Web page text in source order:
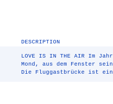
DESCRIPTION
LOVE IS IN THE AIR Im
Mond, aus dem Fenster
Die Fluggastbrücke ist